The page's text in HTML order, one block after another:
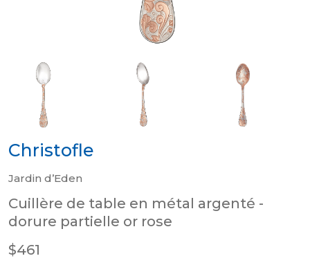
Christofle
Jardin d’Eden
Cuillère de table en métal argenté -
dorure partielle or rose
$461